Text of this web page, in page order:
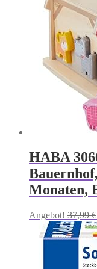
HABA
Monaten,
Angebot! 37,99€